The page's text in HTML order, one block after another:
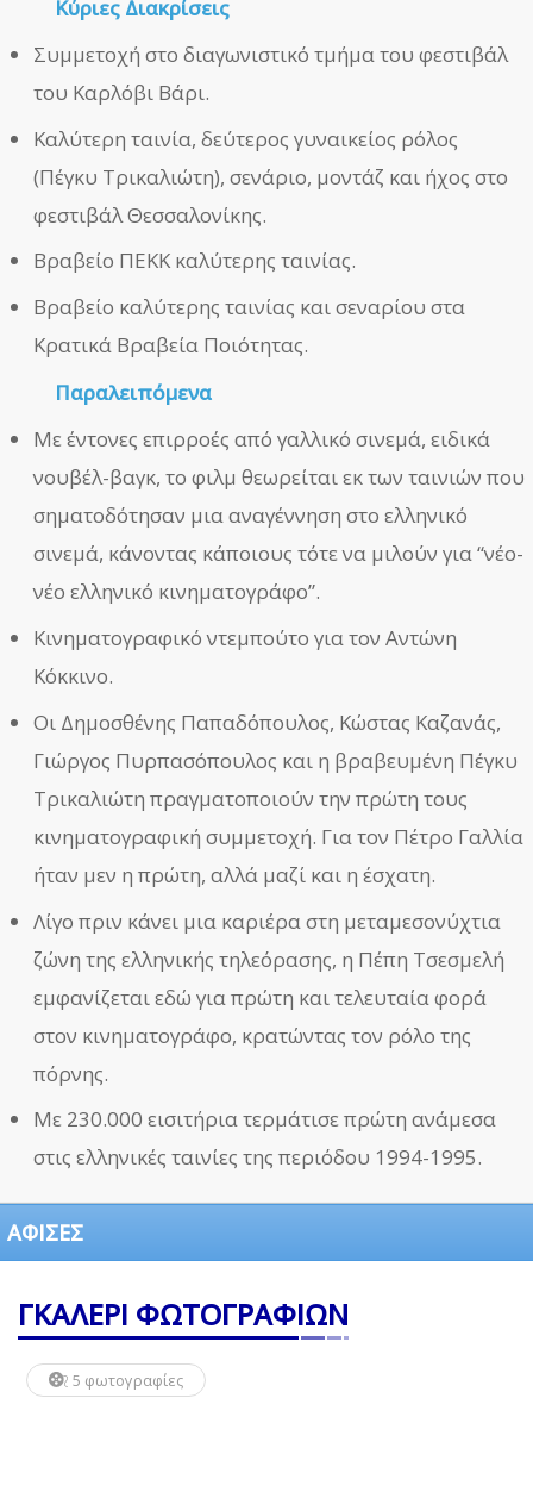
Κύριες Διακρίσεις
Συμμετοχή στο διαγωνιστικό τμήμα του φεστιβάλ
του Καρλόβι Βάρι.
Καλύτερη ταινία, δεύτερος γυναικείος ρόλος
(Πέγκυ Τρικαλιώτη), σενάριο, μοντάζ και ήχος στο
φεστιβάλ Θεσσαλονίκης.
Βραβείο ΠΕΚΚ καλύτερης ταινίας.
Βραβείο καλύτερης ταινίας και σεναρίου στα
Κρατικά Βραβεία Ποιότητας.
Παραλειπόμενα
Με έντονες επιρροές από γαλλικό σινεμά, ειδικά
νουβέλ-βαγκ, το φιλμ θεωρείται εκ των ταινιών που
σηματοδότησαν μια αναγέννηση στο ελληνικό
σινεμά, κάνοντας κάποιους τότε να μιλούν για “νέο-
νέο ελληνικό κινηματογράφο”.
Κινηματογραφικό ντεμπούτο για τον Αντώνη
Κόκκινο.
Οι Δημοσθένης Παπαδόπουλος, Κώστας Καζανάς,
Γιώργος Πυρπασόπουλος και η βραβευμένη Πέγκυ
Τρικαλιώτη πραγματοποιούν την πρώτη τους
κινηματογραφική συμμετοχή. Για τον Πέτρο Γαλλία
ήταν μεν η πρώτη, αλλά μαζί και η έσχατη.
Λίγο πριν κάνει μια καριέρα στη μεταμεσονύχτια
ζώνη της ελληνικής τηλεόρασης, η Πέπη Τσεσμελή
εμφανίζεται εδώ για πρώτη και τελευταία φορά
στον κινηματογράφο, κρατώντας τον ρόλο της
πόρνης.
Με 230.000 εισιτήρια τερμάτισε πρώτη ανάμεσα
στις ελληνικές ταινίες της περιόδου 1994-1995.
ΑΦΙΣΕΣ
ΓΚΑΛΕΡΙ ΦΩΤΟΓΡΑΦΙΩΝ
5 φωτογραφίες